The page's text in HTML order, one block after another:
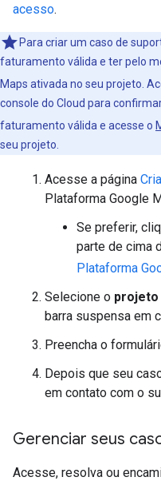
acesso.
Para criar um caso de
faturamento válida e ter pelo
Maps ativada no seu projeto.
console do Cloud para
faturamento válida e acesse o
seu projeto.
Acesse a página
Plataforma Google
Se preferir,
parte de cima
Plataforma
Selecione o projeto
barra suspensa em
Preencha o
Depois que seu
em contato com o
Gerenciar seus
Acesse, resolva ou